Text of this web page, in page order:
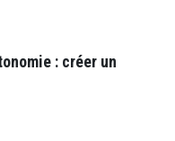
: créer un